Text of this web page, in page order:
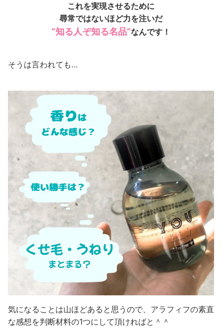
これを実現させるために
尋常ではないほど力を注いだ
“知る人ぞ知る名品”なんです！
そうは言われても…
気になることは山ほどあると思うので、アラフィフの素直
な感想を判断材料の1つにして頂ければと＾＾